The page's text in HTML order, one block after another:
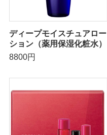
ディープモイスチュアロー
ション（薬用保湿化粧水）
8800円